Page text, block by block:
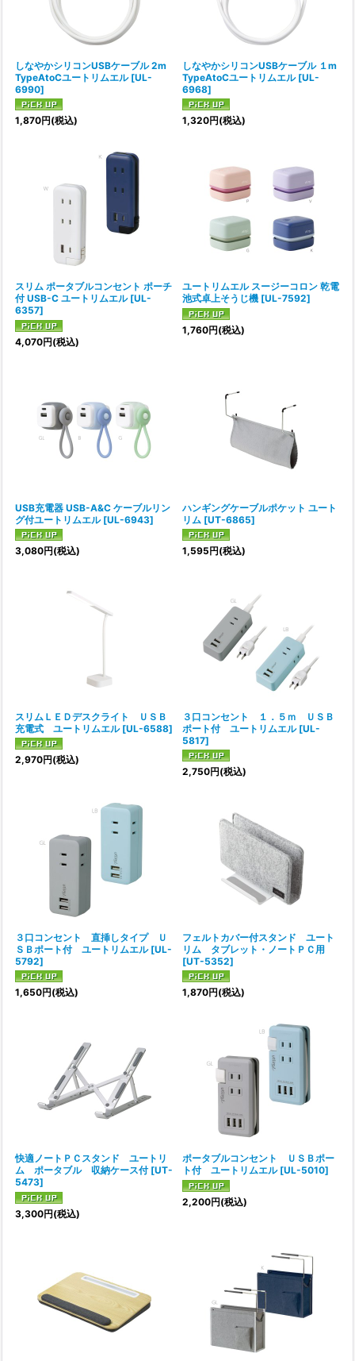
しなやかシリコンUSBケーブル 2m
TypeAtoCユートリムエル [UL-
6990]
1,870円(税込)
しなやかシリコンUSBケーブル １m
TypeAtoCユートリムエル [UL-
6968]
1,320円(税込)
スリム ポータブルコンセント ポーチ
付 USB-C ユートリムエル [UL-
6357]
4,070円(税込)
ユートリムエル スージーコロン 乾電
池式卓上そうじ機 [UL-7592]
1,760円(税込)
USB充電器 USB-A&C ケーブルリン
グ付ユートリムエル [UL-6943]
3,080円(税込)
ハンギングケーブルポケット ユート
リム [UT-6865]
1,595円(税込)
スリムＬＥＤデスクライト ＵＳＢ
充電式 ユートリムエル [UL-6588]
2,970円(税込)
３口コンセント １．５ｍ ＵＳＢ
ポート付 ユートリムエル [UL-
5817]
2,750円(税込)
３口コンセント 直挿しタイプ Ｕ
ＳＢポート付 ユートリムエル [UL-
5792]
1,650円(税込)
フェルトカバー付スタンド ユート
リム タブレット・ノートＰＣ用
[UT-5352]
1,870円(税込)
快適ノートＰＣスタンド ユートリ
ム ポータブル 収納ケース付 [UT-
5473]
3,300円(税込)
ポータブルコンセント ＵＳＢポー
ト付 ユートリムエル [UL-5010]
2,200円(税込)